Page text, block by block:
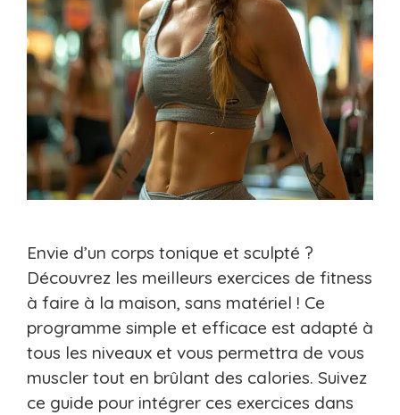
Envie d’un corps tonique et sculpté ?
Découvrez les meilleurs exercices de fitness
à faire à la maison, sans matériel ! Ce
programme simple et efficace est adapté à
tous les niveaux et vous permettra de vous
muscler tout en brûlant des calories. Suivez
ce guide pour intégrer ces exercices dans